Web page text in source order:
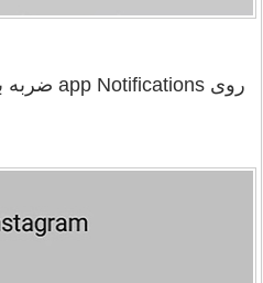
روی app Notifications ضربه بزنید.